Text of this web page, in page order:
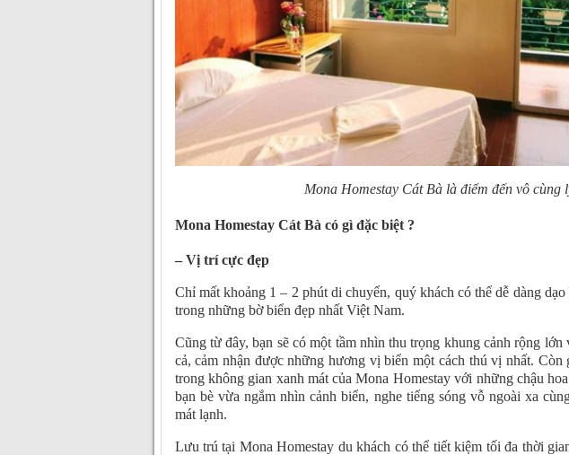
Mona Homestay Cát Bà là điểm đến vô cùng
Mona Homestay Cát Bà có gì đặc biệt ?
– Vị trí cực đẹp
Chỉ mất khoảng 1 – 2 phút di chuyển, quý khách có thể dễ dàng
trong những bờ biển đẹp nhất Việt Nam.
Cũng từ đây, bạn sẽ có một tầm nhìn thu trọng khung cảnh rộng lớn
cả, cảm nhận được những hương vị biển một cách thú vị nhất.
trong không gian xanh mát của Mona Homestay với những chậu
bạn bè vừa ngắm nhìn cảnh biển, nghe tiếng sóng vỗ ngoài xa
mát lạnh.
Lưu trú tại Mona Homestay du khách có thể tiết kiệm tối đa thời